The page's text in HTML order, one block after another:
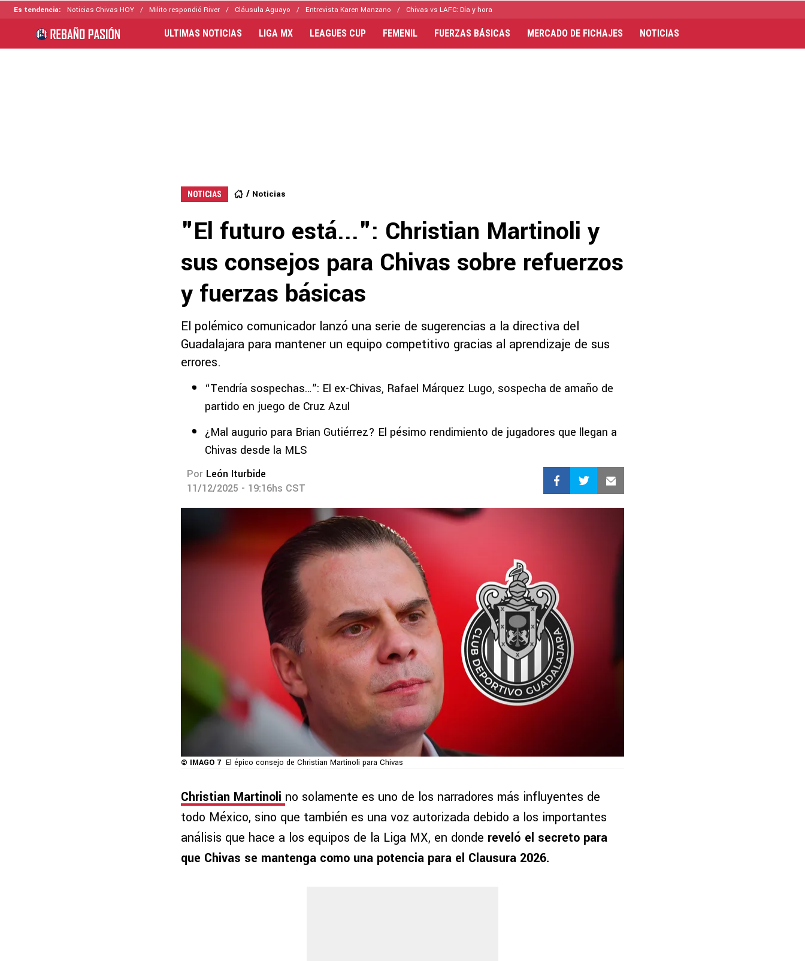
Es tendencia: Noticias Chivas HOY Milito respondió River Cláusula Aguayo Entrevista Karen Manzano Chivas vs LAFC: Día y hora
ULTIMAS NOTICIAS LIGA MX LEAGUES CUP FEMENIL FUERZAS BÁSICAS MERCADO DE FICHAJES NOTICIAS
NOTICIAS Noticias
"El futuro está...": Christian Martinoli y
sus consejos para Chivas sobre refuerzos
y fuerzas básicas
El polémico comunicador lanzó una serie de sugerencias a la directiva del
Guadalajara para mantener un equipo competitivo gracias al aprendizaje de sus
errores.
“Tendría sospechas…”: El ex-Chivas, Rafael Márquez Lugo, sospecha de amaño de
partido en juego de Cruz Azul
¿Mal augurio para Brian Gutiérrez? El pésimo rendimiento de jugadores que llegan a
Chivas desde la MLS
Por León Iturbide
11/12/2025 - 19:16hs CST
© IMAGO 7 El épico consejo de Christian Martinoli para Chivas
Christian Martinoli no solamente es uno de los narradores más influyentes de
todo México, sino que también es una voz autorizada debido a los importantes
análisis que hace a los equipos de la Liga MX, en donde reveló el secreto para
que Chivas se mantenga como una potencia para el Clausura 2026.